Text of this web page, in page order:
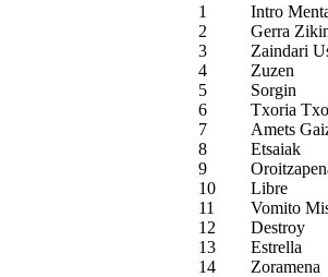
1
Intro
2
Gerra
3
Zaindari
4
Zuzen
5
Sorgin
6
Txoria
7
Amets
8
Etsaiak
9
10
Libre
11
Vomito
12
Destroy
13
Estrella
14
Zoramena